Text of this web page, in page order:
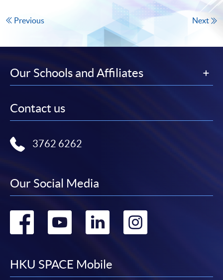
Previous Next
Our Schools and Affiliates
Contact us
3762 6262
Our Social Media
Go
facebook
Go
youtube
Go
linkedin
Go
HKU SPACE Mobile